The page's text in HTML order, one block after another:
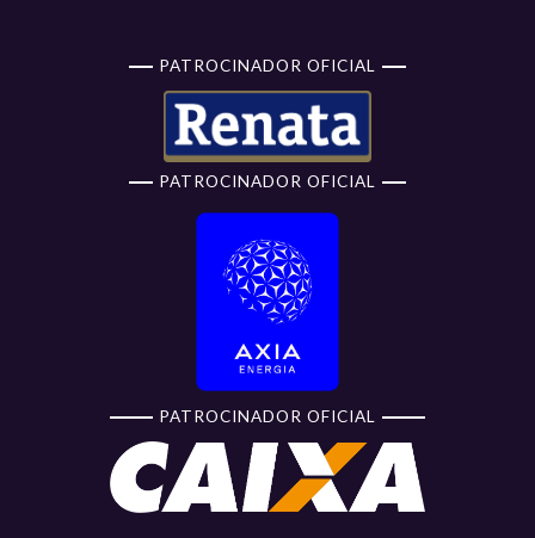
PATROCINADOR OFICIAL
PATROCINADOR OFICIAL
PATROCINADOR OFICIAL